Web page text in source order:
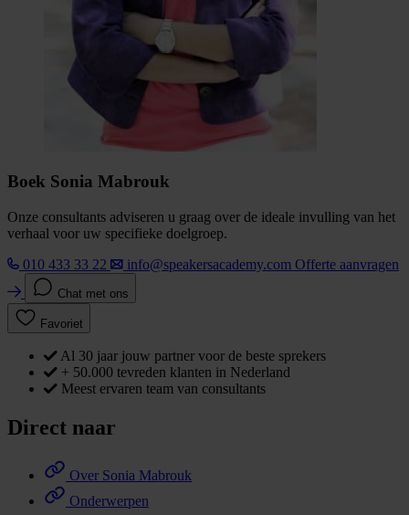
Boek Sonia Mabrouk
Onze consultants adviseren u graag over de ideale invulling van het
verhaal voor uw specifieke doelgroep.
010 433 33 22
info@speakersacademy.com Offerte aanvragen
Chat met ons
Favoriet
Al 30 jaar jouw partner voor de beste sprekers
+ 50.000 tevreden klanten in Nederland
Meest ervaren team van consultants
Direct naar
Over Sonia Mabrouk
Onderwerpen